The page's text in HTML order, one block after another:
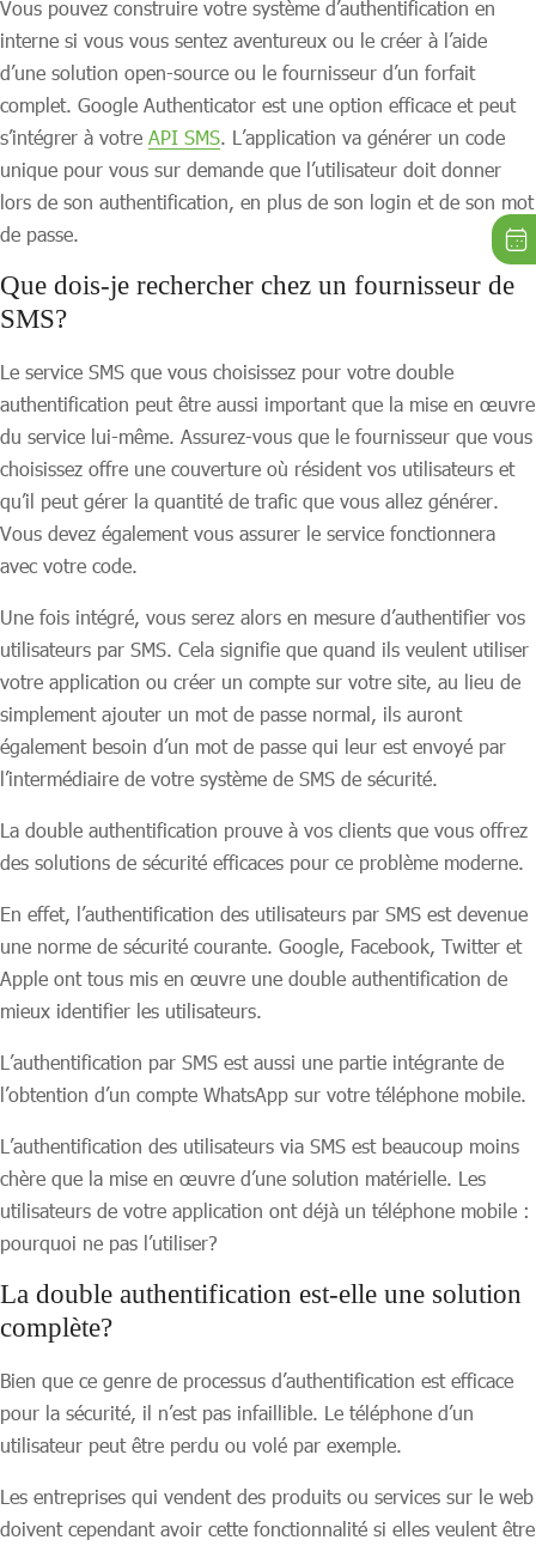
Vous pouvez construire votre système d’authentification en
interne si vous vous sentez aventureux ou le créer à l’aide
d’une solution open-source ou le fournisseur d’un forfait
complet. Google Authenticator est une option efficace et peut
s’intégrer à votre API SMS. L’application va générer un code
unique pour vous sur demande que l’utilisateur doit donner
lors de son authentification, en plus de son login et de son mot
de passe.
Que dois-je rechercher chez un fournisseur de
SMS?
Le service SMS que vous choisissez pour votre double
authentification peut être aussi important que la mise en œuvre
du service lui-même. Assurez-vous que le fournisseur que vous
choisissez offre une couverture où résident vos utilisateurs et
qu’il peut gérer la quantité de trafic que vous allez générer.
Vous devez également vous assurer le service fonctionnera
avec votre code.
Une fois intégré, vous serez alors en mesure d’authentifier vos
utilisateurs par SMS. Cela signifie que quand ils veulent utiliser
votre application ou créer un compte sur votre site, au lieu de
simplement ajouter un mot de passe normal, ils auront
également besoin d’un mot de passe qui leur est envoyé par
l’intermédiaire de votre système de SMS de sécurité.
La double authentification prouve à vos clients que vous offrez
des solutions de sécurité efficaces pour ce problème moderne.
En effet, l’authentification des utilisateurs par SMS est devenue
une norme de sécurité courante. Google, Facebook, Twitter et
Apple ont tous mis en œuvre une double authentification de
mieux identifier les utilisateurs.
L’authentification par SMS est aussi une partie intégrante de
l’obtention d’un compte WhatsApp sur votre téléphone mobile.
L’authentification des utilisateurs via SMS est beaucoup moins
chère que la mise en œuvre d’une solution matérielle. Les
utilisateurs de votre application ont déjà un téléphone mobile :
pourquoi ne pas l’utiliser?
La double authentification est-elle une solution
complète?
Bien que ce genre de processus d’authentification est efficace
pour la sécurité, il n’est pas infaillible. Le téléphone d’un
utilisateur peut être perdu ou volé par exemple.
Les entreprises qui vendent des produits ou services sur le web
doivent cependant avoir cette fonctionnalité si elles veulent être